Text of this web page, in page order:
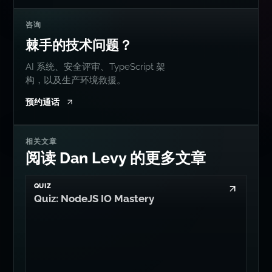
咨询
棘手的技术问题？
AI 系统、安全评审、TypeScript 架
构，以及生产环境救援。
预约通话
相关文章
阅读 Dan Levy 的更多文章
QUIZ
Quiz: NodeJS IO Mastery